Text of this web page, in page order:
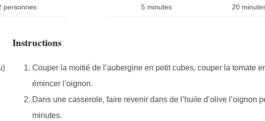
personnes 5 minutes 20
Instructions
Couper la moitié de l’aubergine en petit cubes, couper la tomate
émincer l’oignon.
Dans une casserole, faire revenir dans de l’huile d’olive l’oignon
minutes.